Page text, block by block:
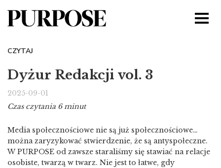
CZYTAJ
Dyżur Redakcji vol. 3
2025-09-01
Czas czytania 6 minut
Media społecznościowe nie są już społecznościowe…
można zaryzykować stwierdzenie, że są antyspołeczne.
W PURPOSE od zawsze staraliśmy się stawiać na relacje
osobiste, twarzą w twarz. Nie jest to łatwe, gdy